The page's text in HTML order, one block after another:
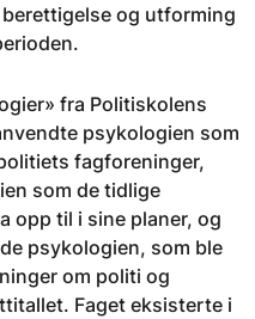
og utforming
fra Politiskolens
psykologien som
fagforeninger,
som de tidlige
opp til i sine planer, og
psykologien, som ble
om politi og
Faget eksisterte i